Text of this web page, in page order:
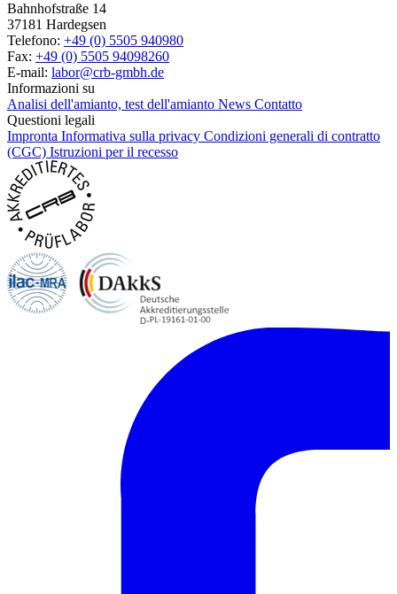
Bahnhofstraße 14
37181 Hardegsen
Telefono: +49 (0) 5505 940980
Fax: +49 (0) 5505 94098260
E-mail: labor@crb-gmbh.de
Informazioni su
Analisi dell'amianto, test dell'amianto News Contatto
Questioni legali
Impronta Informativa sulla privacy Condizioni generali di contratto
(CGC) Istruzioni per il recesso